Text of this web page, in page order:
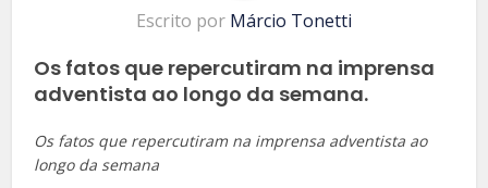
Escrito por Márcio Tonetti
Os fatos que repercutiram na imprensa
adventista ao longo da semana.
Os fatos que repercutiram na imprensa adventista ao
longo da semana